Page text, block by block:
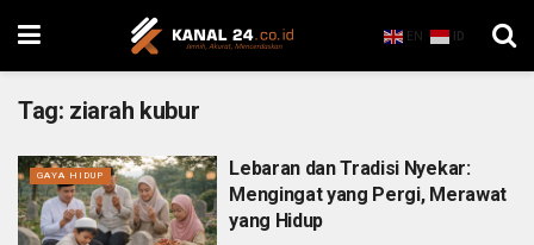
EN ID
Tag: ziarah kubur
GAYA HIDUP
Lebaran dan Tradisi Nyekar:
Mengingat yang Pergi, Merawat
yang Hidup